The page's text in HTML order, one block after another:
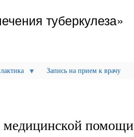
к
основному
туберкулеза»
Запись на прием к врачу
медицинской помощи